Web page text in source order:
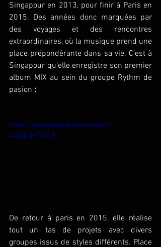
Singapour en 2013, pour finir à Paris en
2015. Des années donc marquées par
des voyages et des rencontres
extraordinaires, où la musique prend une
place prépondérante dans sa vie. C'est à
Singapour qu'elle enregistre son premier
album MIX au sein du groupe Rythm de
pasion :
https://www.youtube.com/watch?
v=2uZkkFCSE-E
De retour à paris en 2015, elle réalise
tout un tas de projets avec divers
groupes issus de styles différents. Place